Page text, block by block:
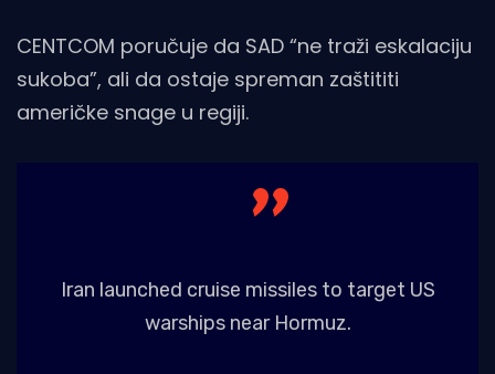
CENTCOM poručuje da SAD “ne traži eskalaciju
sukoba”, ali da ostaje spreman zaštititi
američke snage u regiji.
Iran launched cruise missiles to target US
warships near Hormuz.